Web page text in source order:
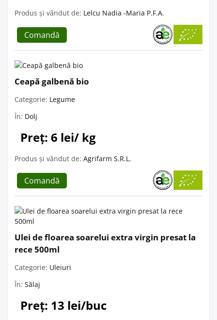
Produs și vândut de: Lelcu Nadia -Maria P.F.A.
Comandă
Ceapă galbenă bio
Categorie: Legume
În: Dolj
Preț: 6 lei/ kg
Produs și vândut de: Agrifarm S.R.L.
Comandă
Ulei de floarea soarelui extra virgin presat la
rece 500ml
Categorie: Uleiuri
În: Sălaj
Preț: 13 lei/buc